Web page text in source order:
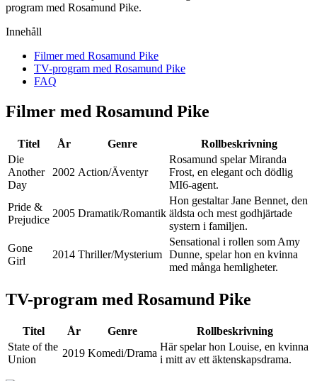
program med Rosamund Pike.
Innehåll
Filmer med Rosamund Pike
TV-program med Rosamund Pike
FAQ
Filmer med Rosamund Pike
Titel År Genre
Rollbeskrivning
Die
Another
Day
2002 Action/Äventyr
Rosamund spelar Miranda
Frost, en elegant och dödlig
MI6-agent.
Pride &
Prejudice
2005 Dramatik/Romantik
Hon gestaltar Jane Bennet, den
äldsta och mest godhjärtade
systern i familjen.
Gone
Girl
2014 Thriller/Mysterium
Sensational i rollen som Amy
Dunne, spelar hon en kvinna
med många hemligheter.
TV-program med Rosamund Pike
Titel År Genre
Rollbeskrivning
State of the
Union
2019 Komedi/Drama
Här spelar hon Louise, en kvinna
i mitt av ett äktenskapsdrama.